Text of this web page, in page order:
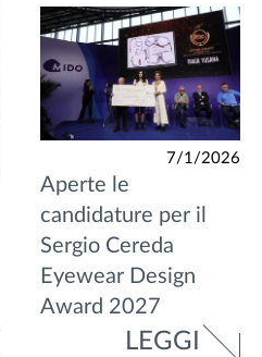
7/1/2026
Aperte le
candidature per il
Sergio Cereda
Eyewear Design
Award 2027
LEGGI